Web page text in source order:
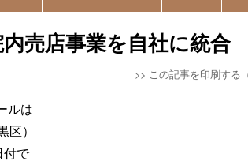
売店事業を自社に統合
>> この記事を印刷する
ルは
）
付で